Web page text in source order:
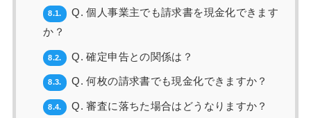
8.1.
Q. 個人事業主でも請求書を現金化できます
か？
8.2. Q. 確定申告との関係は？
8.3. Q. 何枚の請求書でも現金化できますか？
8.4. Q. 審査に落ちた場合はどうなりますか？